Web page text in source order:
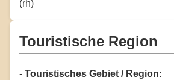
(rh)
Touristische Region
- Touristisches Gebiet / Region: